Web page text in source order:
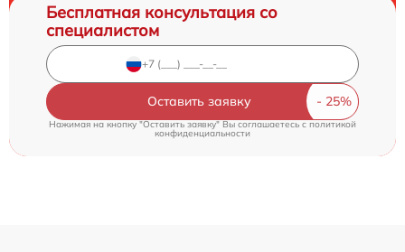
Бесплатная консультация со
специалистом
Оставить заявку
Нажимая на кнопку "Оставить заявку" Вы соглашаетесь cполитикой
конфиденциальности